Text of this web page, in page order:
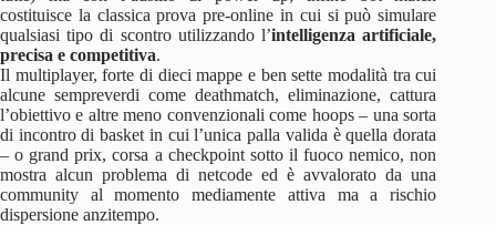
costituisce la classica prova pre-online in cui si può simulare
qualsiasi tipo di scontro utilizzando l’intelligenza artificiale,
precisa e competitiva.
Il multiplayer, forte di dieci mappe e ben sette modalità tra cui
alcune sempreverdi come deathmatch, eliminazione, cattura
l’obiettivo e altre meno convenzionali come hoops – una sorta
di incontro di basket in cui l’unica palla valida è quella dorata
– o grand prix, corsa a checkpoint sotto il fuoco nemico, non
mostra alcun problema di netcode ed è avvalorato da una
community al momento mediamente attiva ma a rischio
dispersione anzitempo.